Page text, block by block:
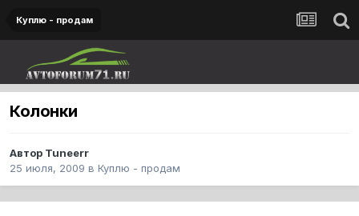
Куплю - продам
Колонки
Автор Tuneerr
25 июля, 2009 в Куплю - продам